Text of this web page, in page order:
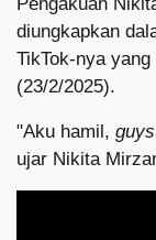
diungkapkan
TikTok-nya
(23/2/2025).
"Aku hamil, guys
ujar Nikita